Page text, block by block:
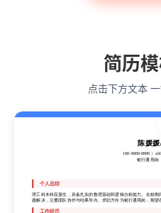
简历
点击下方文本
陈媛媛
188-8888-8888
银行通用岗
个人总结
理工科本科应届生，具备扎实的数理基础和逻辑分析能力。在校
题解决，注重团队协作与结果导向。求职方向为银行通用岗，期望
工作经历
188-8888-8888
银行通用岗